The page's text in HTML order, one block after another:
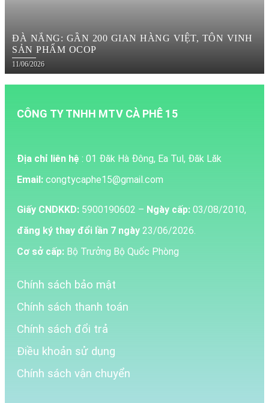
ĐÀ NẴNG: GẦN 200 GIAN HÀNG VIỆT, TÔN VINH
SẢN PHẨM OCOP
11/06/2026
CÔNG TY TNHH MTV CÀ PHÊ 15
Địa chỉ liên hệ : 01 Đăk Hà Đông, Ea Tul, Đăk Lăk
Email: congtycaphe15@gmail.com
Giấy CNDKKD: 5900190602 – Ngày cấp: 03/08/2010,
đăng ký thay đổi lần 7 ngày 23/06/2026.
Cơ sở cấp: Bộ Trưởng Bộ Quốc Phòng
Chính sách bảo mật
Chính sách thanh toán
Chính sách đổi trả
Điều khoản sử dụng
Chính sách vận chuyển